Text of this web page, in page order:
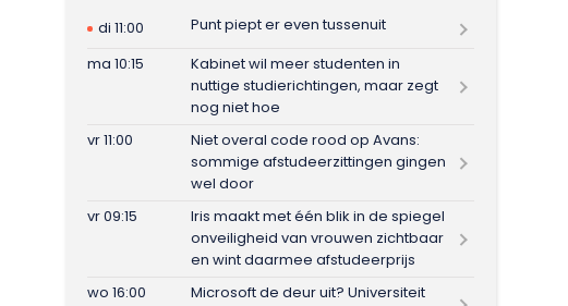
di 11:00
Punt piept er even tussenuit
ma 10:15
Kabinet wil meer studenten in
nuttige studierichtingen, maar zegt
nog niet hoe
vr 11:00
Niet overal code rood op Avans:
sommige afstudeerzittingen gingen
wel door
vr 09:15
Iris maakt met één blik in de spiegel
onveiligheid van vrouwen zichtbaar
en wint daarmee afstudeerprijs
wo 16:00
Microsoft de deur uit? Universiteit